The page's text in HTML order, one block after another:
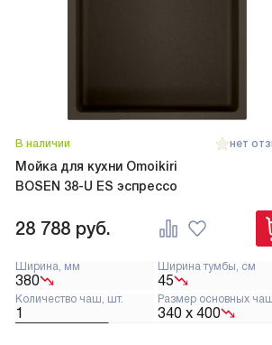
В наличии нет
Мойка для кухни Omoikiri
BOSEN 38-U ES эспрессо
28 788 руб.
Ширина, мм
380
Ширина тумбы, см
45
Количество чаш, шт.
1
Размер основных
340 х 400